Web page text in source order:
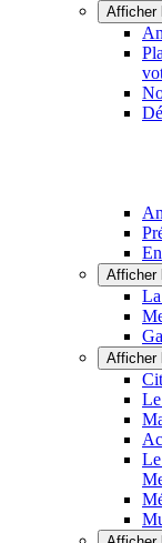
Afficher
Afficher
Afficher